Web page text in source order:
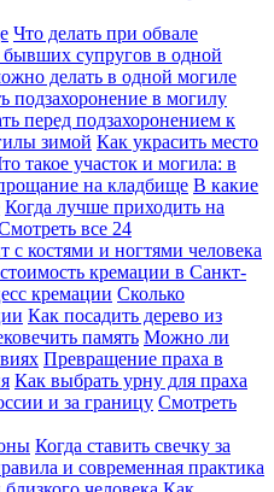
Что делать при обвале
супругов в одной
делать в одной могиле
подзахоронение в могилу
перед подзахоронением к
зимой Как украсить место
такое участок и могила: в
на кладбище В какие
Когда лучше приходить на
все 24
с костями и ногтями человека
кремации в Санкт-
кремации Сколько
Как посадить дерево из
память Можно ли
Превращение праха в
Как выбрать урну для праха
и за границу Смотреть
Когда ставить свечку за
и современная практика